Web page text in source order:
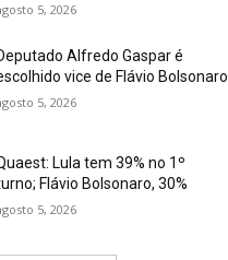
5, 2026
Alfredo Gaspar é
vice de Flávio Bolsonaro
5, 2026
Lula tem 39% no 1º
Flávio Bolsonaro, 30%
5, 2026